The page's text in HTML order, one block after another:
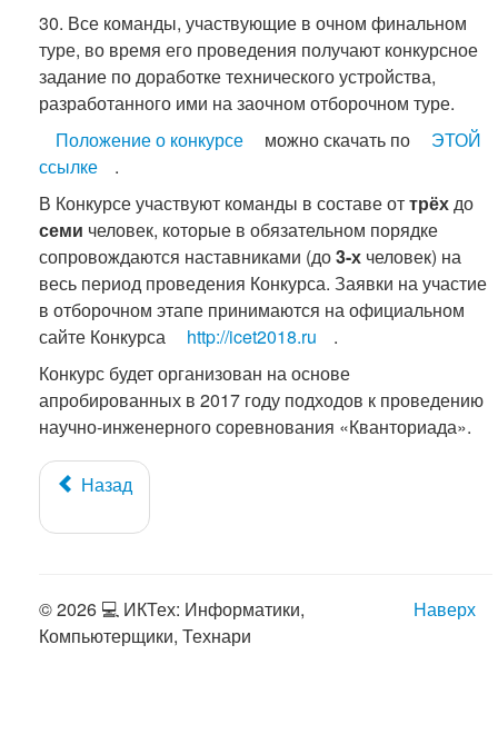
30. Все команды, участвующие в очном финальном
туре, во время его проведения получают конкурсное
задание по доработке технического устройства,
разработанного ими на заочном отборочном туре.
Положение о конкурсе
можно скачать по
ЭТОЙ
ссылке
.
В Конкурсе участвуют команды в составе оттрёх до
семи человек, которые в обязательном порядке
сопровождаются наставниками (до3-х человек) на
весь период проведения Конкурса. Заявки на участие
в отборочном этапе принимаются на официальном
сайте Конкурса
http://icet2018.ru
.
Конкурс будет организован на основе
апробированных в 2017 году подходов к проведению
научно-инженерного соревнования «Кванториада».
Назад
Наверх
© 2026 💻 ИКТех: Информатики,
Компьютерщики, Технари